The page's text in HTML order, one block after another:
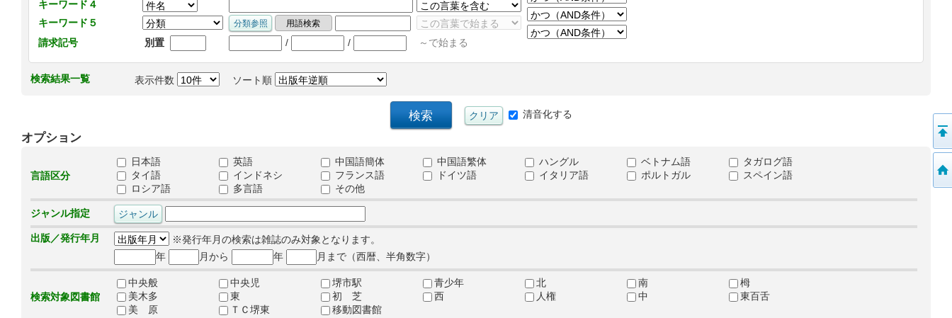
キーワード４
キーワード５
請求記号
別置 / / ～で始まる
検索結果一覧 表示件数 ソート順
清音化する
オプション
言語区分
日本語 英語 中国語簡体 中国語繁体 ハングル ベトナム語
タガログ語
タイ語
インドネシ フランス語 ドイツ語 イタリア語 ポルトガル
スペイン語
ロシア語
多言語 その他
ジャンル指定
出版／発行年月
※発行年月の検索は雑誌のみ対象となります。
年
月から 年 月まで（西暦、半角数字）
検索対象図書館
中央般 中央児 堺市駅 青少年 北 南
栂
美木多
東 初 芝 西 人権 中
東百舌
美 原
ＴＣ堺東 移動図書館